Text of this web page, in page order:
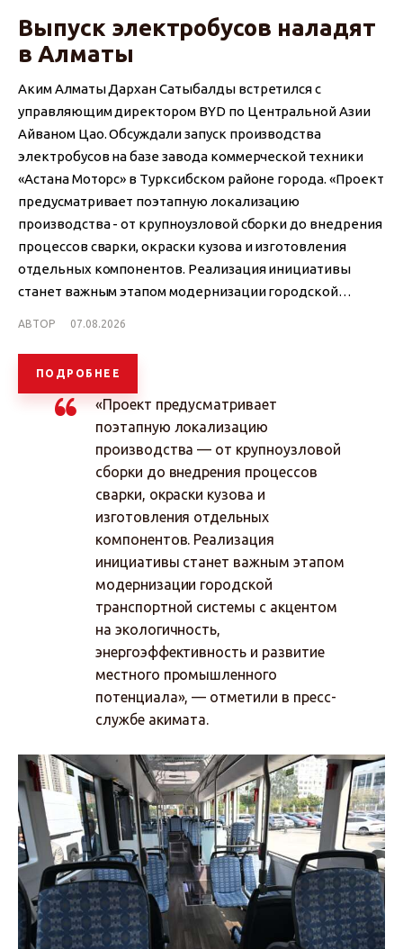
Выпуск электробусов наладят
в Алматы
Аким Алматы Дархан Сатыбалды встретился с
управляющим директором BYD по Центральной Азии
Айваном Цао. Обсуждали запуск производства
электробусов на базе завода коммерческой техники
«Астана Моторс» в Турксибском районе города. «Проект
предусматривает поэтапную локализацию
производства - от крупноузловой сборки до внедрения
процессов сварки, окраски кузова и изготовления
отдельных компонентов. Реализация инициативы
станет важным этапом модернизации городской…
АВТОР 07.08.2026
ПОДРОБНЕЕ
«Проект предусматривает
поэтапную локализацию
производства — от крупноузловой
сборки до внедрения процессов
сварки, окраски кузова и
изготовления отдельных
компонентов. Реализация
инициативы станет важным этапом
модернизации городской
транспортной системы с акцентом
на экологичность,
энергоэффективность и развитие
местного промышленного
потенциала», — отметили в пресс-
службе акимата.